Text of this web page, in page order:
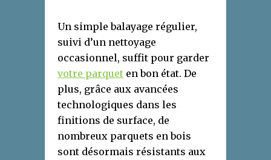
Un simple balayage régulier,
suivi d’un nettoyage
occasionnel, suffit pour garder
votre parquet en bon état. De
plus, grâce aux avancées
technologiques dans les
finitions de surface, de
nombreux parquets en bois
sont désormais résistants aux